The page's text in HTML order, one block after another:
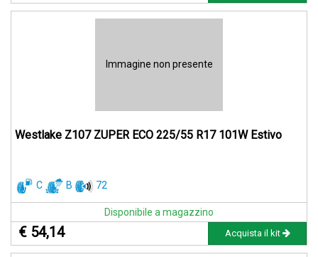
Immagine non presente
Westlake Z107 ZUPER ECO 225/55 R17 101W Estivo
C B 72
Disponibile a magazzino
€ 54,14 Acquista il kit